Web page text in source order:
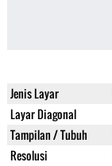
Jenis Layar
Layar Diagonal
Tampilan / Tubuh
Resolusi